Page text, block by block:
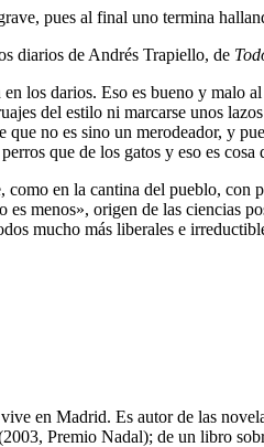
pues al final uno termina
diarios de Andrés Trapiello, de
los darios. Eso es bueno y
del estilo ni marcarse unos
no es sino un merodeador, y
que de los gatos y eso es
en la cantina del pueblo,
es menos», origen de las
mucho más liberales e
en Madrid. Es autor de las
Premio Nadal); de un libro